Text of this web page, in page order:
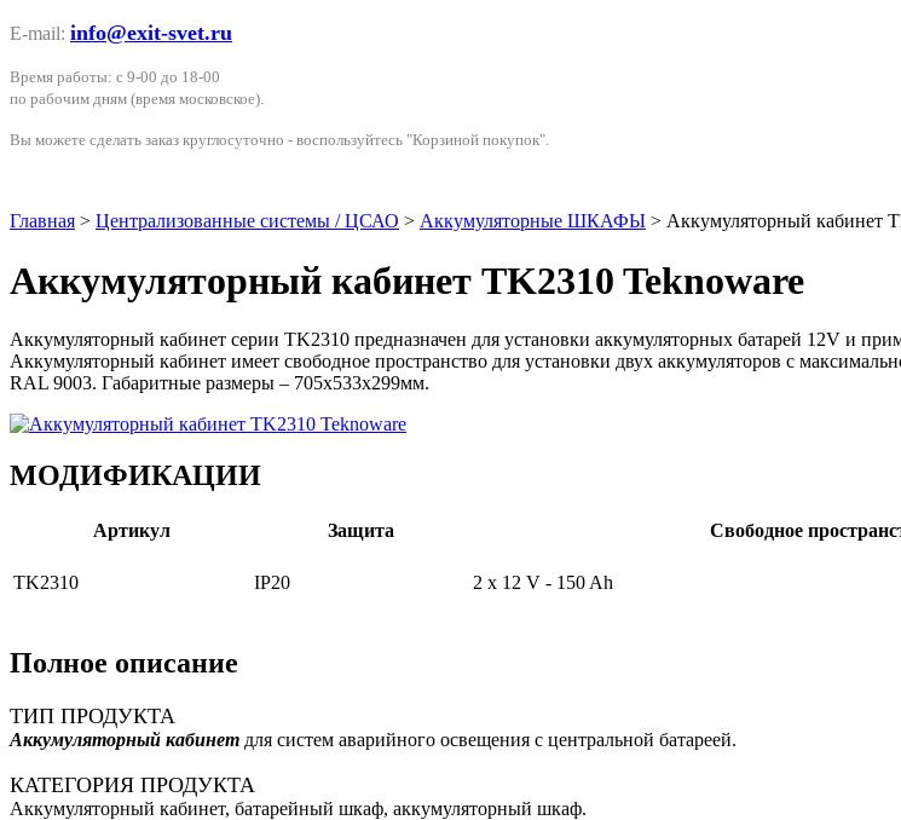
E-mail: info@exit-svet.ru
Время работы: с 9-00 до 18-00
по рабочим дням (время московское).
Вы можете сделать заказ круглосуточно - воспользуйтесь "Корзиной покупок".
Главная > Централизованные системы / ЦСАО > Аккумуляторные ШКАФЫ > Аккумуляторный кабинет
Аккумуляторный кабинет TK2310 Teknoware
Аккумуляторный кабинет серии TK2310 предназначен для установки аккумуляторных батарей 12V и
Аккумуляторный кабинет имеет свободное пространство для установки двух аккумуляторов с
RAL 9003. Габаритные размеры – 705х533х299мм.
МОДИФИКАЦИИ
Артикул Защита Свободное
TK2310 IP20 2 x 12 V - 150 Ah
Полное описание
ТИП ПРОДУКТА
Аккумуляторный кабинет для систем аварийного освещения с центральной батареей.
КАТЕГОРИЯ ПРОДУКТА
Аккумуляторный кабинет, батарейный шкаф, аккумуляторный шкаф.